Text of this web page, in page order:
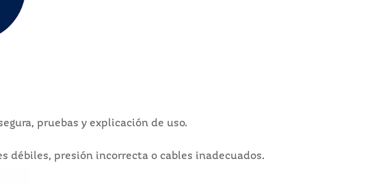
pruebas y explicación de uso.
débiles, presión incorrecta o cables inadecuados.